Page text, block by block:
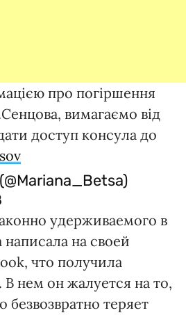
про погіршення
вимагаємо від
доступ консула до
удерживаемого в
на своей
что получила
нем он жалуется на то,
безвозвратно теряет